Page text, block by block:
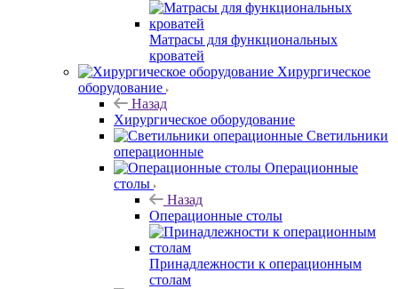
Матрасы для функциональных
кроватей
Хирургическое
оборудование
Назад
Хирургическое оборудование
Светильники
операционные
Операционные
столы
Назад
Операционные столы
Принадлежности к операционным
столам